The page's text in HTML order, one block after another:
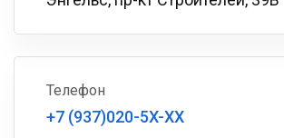
Телефон
+7 (937)020-5X-XX